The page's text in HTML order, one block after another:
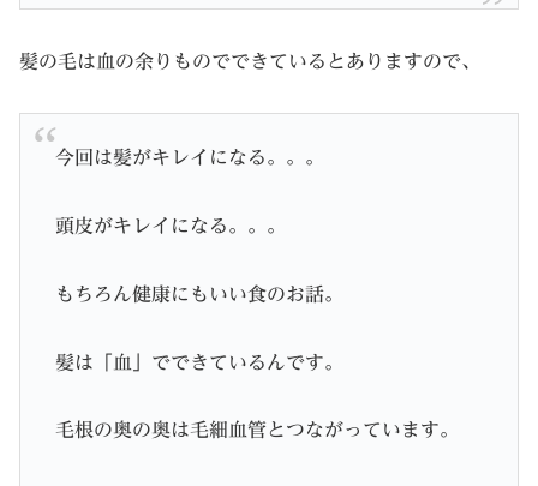
髪の毛は血の余りものでできているとありますので、
今回は髪がキレイになる。。。
頭皮がキレイになる。。。
もちろん健康にもいい食のお話。
髪は「血」でできているんです。
毛根の奥の奥は毛細血管とつながっています。